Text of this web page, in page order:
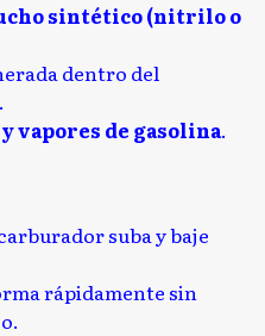
sintético (nitrilo o
dentro del
vapores de gasolina.
suba y baje
rápidamente sin